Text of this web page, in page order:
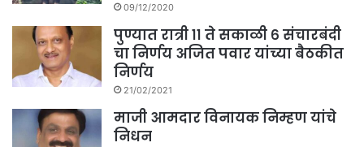
09/12/2020
पुण्यात रात्री ११ ते सकाळी ६ संचारबंदी
चा निर्णय अजित पवार यांच्या बैठकीत
निर्णय
21/02/2021
माजी आमदार विनायक निम्हण यांचे
निधन